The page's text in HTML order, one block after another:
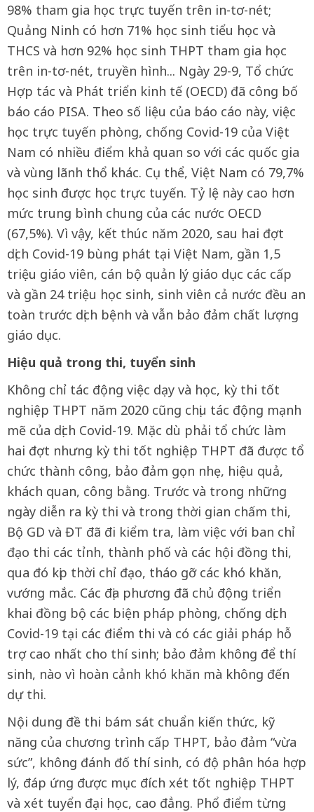
98% tham gia học trực tuyến trên in-tơ-nét;
Quảng Ninh có hơn 71% học sinh tiểu học và
THCS và hơn 92% học sinh THPT tham gia học
trên in-tơ-nét, truyền hình... Ngày 29-9, Tổ chức
Hợp tác và Phát triển kinh tế (OECD) đã công bố
báo cáo PISA. Theo số liệu của báo cáo này, việc
học trực tuyến phòng, chống Covid-19 của Việt
Nam có nhiều điểm khả quan so với các quốc gia
và vùng lãnh thổ khác. Cụ thể, Việt Nam có 79,7%
học sinh được học trực tuyến. Tỷ lệ này cao hơn
mức trung bình chung của các nước OECD
(67,5%). Vì vậy, kết thúc năm 2020, sau hai đợt
dịch Covid-19 bùng phát tại Việt Nam, gần 1,5
triệu giáo viên, cán bộ quản lý giáo dục các cấp
và gần 24 triệu học sinh, sinh viên cả nước đều an
toàn trước dịch bệnh và vẫn bảo đảm chất lượng
giáo dục.
Hiệu quả trong thi, tuyển sinh
Không chỉ tác động việc dạy và học, kỳ thi tốt
nghiệp THPT năm 2020 cũng chịu tác động mạnh
mẽ của dịch Covid-19. Mặc dù phải tổ chức làm
hai đợt nhưng kỳ thi tốt nghiệp THPT đã được tổ
chức thành công, bảo đảm gọn nhẹ, hiệu quả,
khách quan, công bằng. Trước và trong những
ngày diễn ra kỳ thi và trong thời gian chấm thi,
Bộ GD và ĐT đã đi kiểm tra, làm việc với ban chỉ
đạo thi các tỉnh, thành phố và các hội đồng thi,
qua đó kịp thời chỉ đạo, tháo gỡ các khó khăn,
vướng mắc. Các địa phương đã chủ động triển
khai đồng bộ các biện pháp phòng, chống dịch
Covid-19 tại các điểm thi và có các giải pháp hỗ
trợ cao nhất cho thí sinh; bảo đảm không để thí
sinh, nào vì hoàn cảnh khó khăn mà không đến
dự thi.
Nội dung đề thi bám sát chuẩn kiến thức, kỹ
năng của chương trình cấp THPT, bảo đảm “vừa
sức”, không đánh đố thí sinh, có độ phân hóa hợp
lý, đáp ứng được mục đích xét tốt nghiệp THPT
và xét tuyển đại học, cao đẳng. Phổ điểm từng